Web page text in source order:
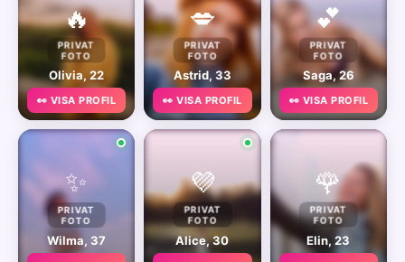
🔥
PRIVAT
FOTO
Olivia, 22
👀 VISA PROFIL
💋
PRIVAT
FOTO
Astrid, 33
👀 VISA PROFIL
💕
PRIVAT
FOTO
Saga, 26
👀 VISA PROFIL
✨
PRIVAT
FOTO
Wilma, 37
💜
PRIVAT
FOTO
Alice, 30
🌹
PRIVAT
FOTO
Elin, 23